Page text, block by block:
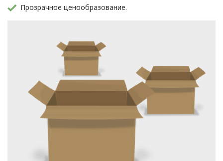
Прозрачное ценообразование.